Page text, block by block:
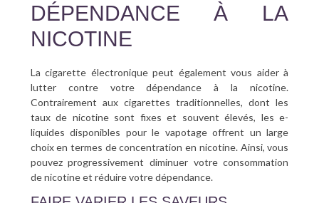
DÉPENDANCE À LA
NICOTINE
La cigarette électronique peut également vous aider à
lutter contre votre dépendance à la nicotine.
Contrairement aux cigarettes traditionnelles, dont les
taux de nicotine sont fixes et souvent élevés, les e-
liquides disponibles pour le vapotage offrent un large
choix en termes de concentration en nicotine. Ainsi, vous
pouvez progressivement diminuer votre consommation
de nicotine et réduire votre dépendance.